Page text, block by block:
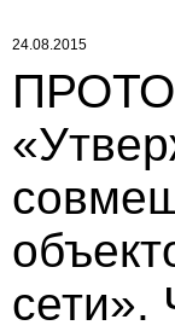
24.08.2015
сети».